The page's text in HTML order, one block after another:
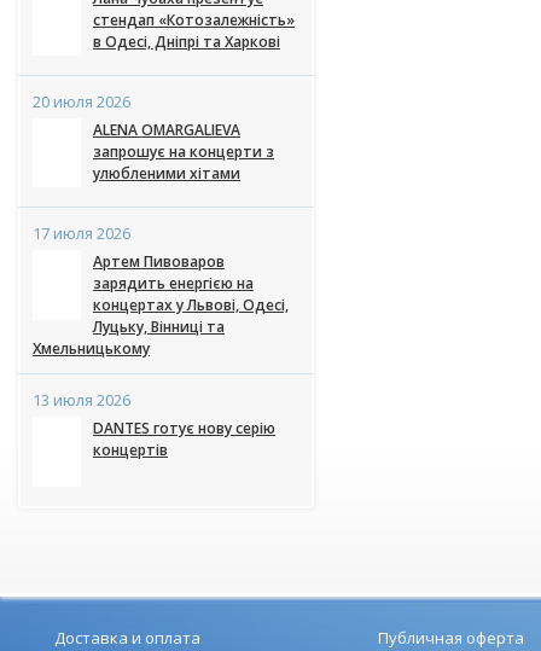
в Одесі, Дніпрі та Харкові
запрошує на концерти з
улюбленими хітами
зарядить енергією на
концертах у Львові, Одесі,
Луцьку, Вінниці та Хмельницькому
13 июля 2026